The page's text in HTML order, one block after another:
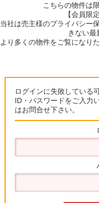
こちらの物件は
【会員限
当社は売主様のプライバシー
きない最
より多くの物件をご覧になり
ログインに失敗している
ID・パスワードをご入力
はお問合せ下さい。